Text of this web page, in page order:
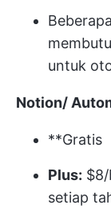
untuk
Notion/
**Gratis
Plus:
setiap